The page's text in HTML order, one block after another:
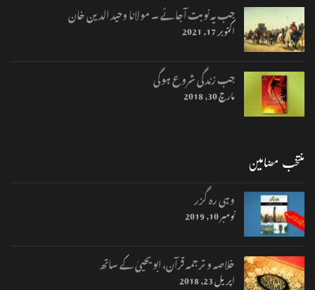
جب یہ نوبت آجائے ۔ مولانا وحید الدین خان
اکتوبر 17, 2021
جب زندگی شروع ہوگی
مارچ 30, 2018
منتخب مضامین
وہی رہ گزر
نومبر 10, 2019
خلاصہ و ترجمہ قرآن، ابو یحییٰ کے ساتھ
اپریل 23, 2018